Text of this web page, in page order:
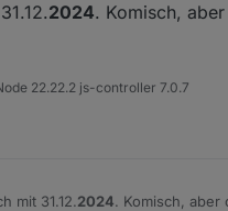
2024. Komisch,
22.22.2 js-controller 7.0.7
mit 31.12.2024. Komisch, aber